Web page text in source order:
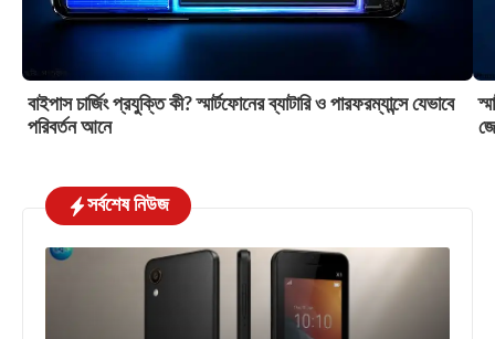
বাইপাস চার্জিং প্রযুক্তি কী? স্মার্টফোনের ব্যাটারি ও পারফরম্যান্সে যেভাবে
পরিবর্তন আনে
সর্বশেষ নিউজ